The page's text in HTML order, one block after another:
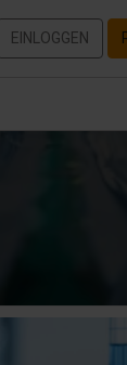
EINLOGGEN